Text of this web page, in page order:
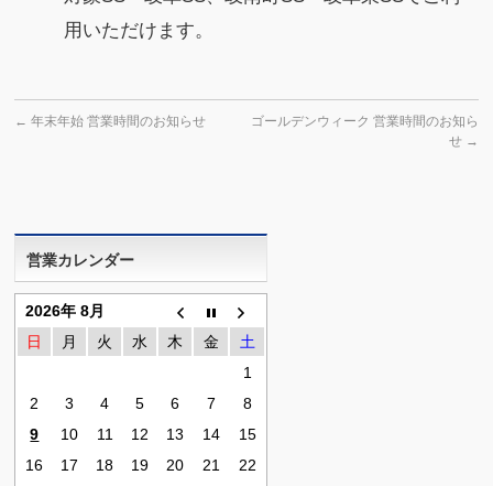
用いただけます。
← 年末年始 営業時間のお知らせ
ゴールデンウィーク 営業時間のお知ら
せ →
営業カレンダー
2026年 8月
日
月 火 水 木 金
土
1
2
3 4 5 6 7
8
9
10 11 12 13 14
15
16
17 18 19 20 21
22